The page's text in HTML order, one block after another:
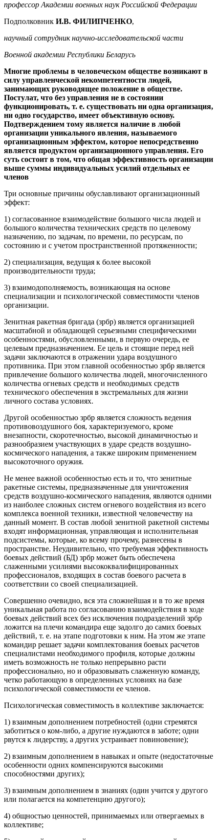
профессор Академии военных наук Российской Федерации
Подполковник И.В. ФИЛИПЧЕНКО,
научный сотрудник научно-исследовательской части
Военной академии Республики Беларусь
Многие проблемы в человеческом обществе возникают в
силу управленческой некомпетентности людей,
занимающих руководящее положение в обществе.
Постулат, что без управления не в состоянии
функционировать, т. е. существовать ни одна организация,
ни одно государство, имеет объективную основу.
Подтверждением тому является наличие в любой
организации уникального явления, называемого
организационным эффектом, которое непосредственно
является продуктом организационного управления. Его
суть состоит в том, что общая эффективность организации
выше суммы индивидуальных усилий отдельных ее
членов
Три основные причины обуславливают организационный
эффект:
1) согласованное взаимодействие большого числа людей и
большого количества технических средств по целевому
назначению, по задачам, по времени, по ресурсам, по
состоянию и с учетом пространственной протяженности;
2) специализация, ведущая к более высокой
производительности труда;
3) взаимодополняемость, возникающая на основе
специализации и психологической совместимости членов
организации.
Зенитная ракетная бригада (зрбр) является организацией
масштабной и обладающей серьезными специфическими
особенностями, обусловленными, в первую очередь, ее
целевым предназначением. Ее цель и стоящие перед ней
задачи заключаются в отражении удара воздушного
противника. При этом главной особенностью зрбр является
привлечение большого количества людей, многочисленного
количества огневых средств и необходимых средств
технического обеспечения в экстремальных для жизни
личного состава условиях.
Другой особенностью зрбр является сложность ведения
противовоздушного боя, характеризуемого, кроме
внезапности, скоротечностью, высокой динамичностью и
разнообразием участвующих в ударе средств воздушно-
космического нападения, а также широким применением
высокоточного оружия.
Не менее важной особенностью есть и то, что зенитные
ракетные системы, предназначенные для уничтожения
средств воздушно-космического нападения, являются одними
из наиболее сложных систем огневого воздействия из всего
комплекса военной техники, известной человечеству на
данный момент. В состав любой зенитной ракетной системы
входят информационная, управляющая и исполнительная
подсистемы, которые, ко всему прочему, разнесены в
пространстве. Неудивительно, что требуемая эффективность
боевых действий (БД) зрбр может быть обеспечена
слаженными усилиями высококвалифицированных
профессионалов, входящих в состав боевого расчета в
соответствии со своей специализацией.
Совершенно очевидно, вся эта сложнейшая и в то же время
уникальная работа по согласованию взаимодействия в ходе
боевых действий всех без исключения подразделений зрбр
ложится на плечи командира еще задолго до самих боевых
действий, т. е. на этапе подготовки к ним. На этом же этапе
командир решает задачи комплектования боевых расчетов
специалистами необходимого профиля, которые должны
иметь возможность не только непрерывно расти
профессионально, но и образовывать слаженную команду,
четко работающую в определенных условиях на базе
психологической совместимости ее членов.
Психологическая совместимость в коллективе заключается:
1) взаимным дополнением потребностей (одни стремятся
заботиться о ком-либо, а другие нуждаются в заботе; одни
рвутся к лидерству, а других устраивает повиновение);
2) взаимным дополнением в навыках и опыте (недостаточные
особенности одних компенсируются высокими
способностями других);
3) взаимным дополнением в знаниях (один учится у другого
или полагается на компетенцию другого);
4) общностью ценностей, принимаемых или отвергаемых в
коллективе;